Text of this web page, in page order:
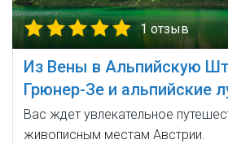
1 отзыв
Из Вены в Альпийскую
Грюнер-Зе и альпийские
Вас ждет увлекательное
живописным местам Австрии.